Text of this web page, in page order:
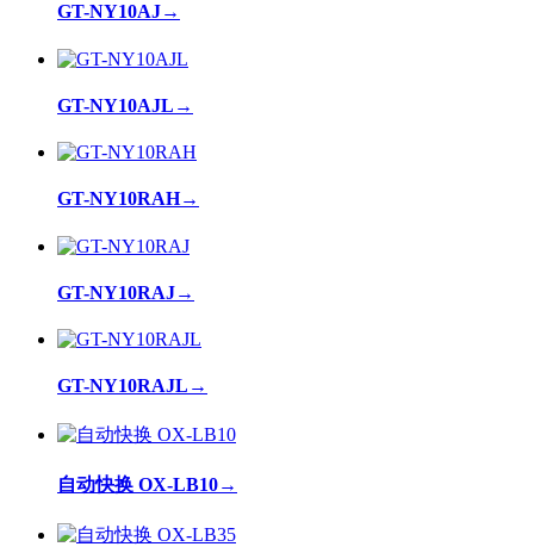
GT-NY10AJ→
GT-NY10AJL →
GT-NY10RAH→
GT-NY10RAJ→
GT-NY10RAJL →
自动快换 OX-LB10→